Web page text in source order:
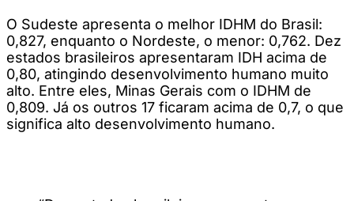
O Sudeste apresenta o melhor IDHM do Brasil:
0,827, enquanto o Nordeste, o menor: 0,762. Dez
estados brasileiros apresentaram IDH acima de
0,80, atingindo desenvolvimento humano muito
alto. Entre eles, Minas Gerais com o IDHM de
0,809. Já os outros 17 ficaram acima de 0,7, o que
significa alto desenvolvimento humano.